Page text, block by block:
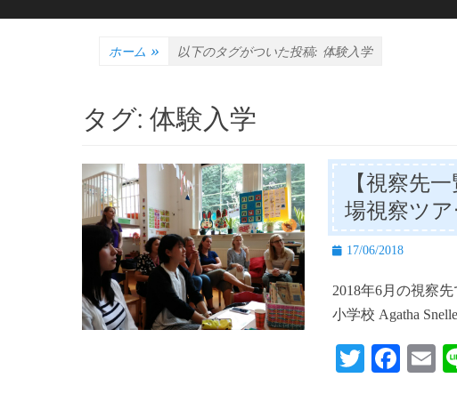
ホーム » 以下のタグがついた投稿: 体験入学
タグ: 体験入学
【視察先
場視察ツア
投
日
17/06/2018
2018年6月の視察
小学校 Agatha Snelle
T Fa E